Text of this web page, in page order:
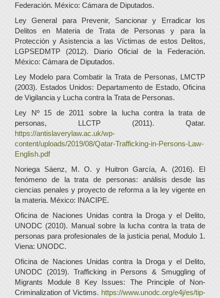
Federación. México: Cámara de Diputados.
Ley General para Prevenir, Sancionar y Erradicar los
Delitos en Materia de Trata de Personas y para la
Protección y Asistencia a las Víctimas de estos Delitos,
LGPSEDMTP (2012). Diario Oficial de la Federación.
México: Cámara de Diputados.
Ley Modelo para Combatir la Trata de Personas, LMCTP
(2003). Estados Unidos: Departamento de Estado, Oficina
de Vigilancia y Lucha contra la Trata de Personas.
Ley Nº 15 de 2011 sobre la lucha contra la trata de
personas, LLCTP (2011). Qatar.
https://antislaverylaw.ac.uk/wp-
content/uploads/2019/08/Qatar-Trafficking-in-Persons-Law-
English.pdf
Noriega Sáenz, M. O. y Huitron García, A. (2016). El
fenómeno de la trata de personas: análisis desde las
ciencias penales y proyecto de reforma a la ley vigente en
la materia. México: INACIPE.
Oficina de Naciones Unidas contra la Droga y el Delito,
UNODC (2010). Manual sobre la lucha contra la trata de
personas para profesionales de la justicia penal, Modulo 1.
Viena: UNODC.
Oficina de Naciones Unidas contra la Droga y el Delito,
UNODC (2019). Trafficking in Persons & Smuggling of
Migrants Module 8 Key Issues: The Principle of Non-
Criminalization of Victims. https://www.unodc.org/e4j/es/tip-